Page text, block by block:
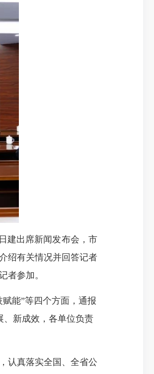
建出席新闻发布会，市
绍有关情况并回答记者
者参加。
能”等四个方面，通报
、新成效，各单位负责
认真落实全国、全省公